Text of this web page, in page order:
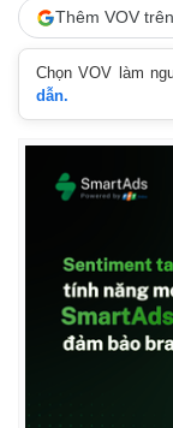
Thế giới
Quan sát
Cuộc sống đó đây
Thêm VOV
Chọn VOV làm
dẫn.